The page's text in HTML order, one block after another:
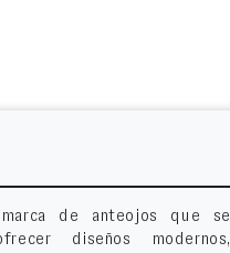
de anteojos que se
diseños modernos,